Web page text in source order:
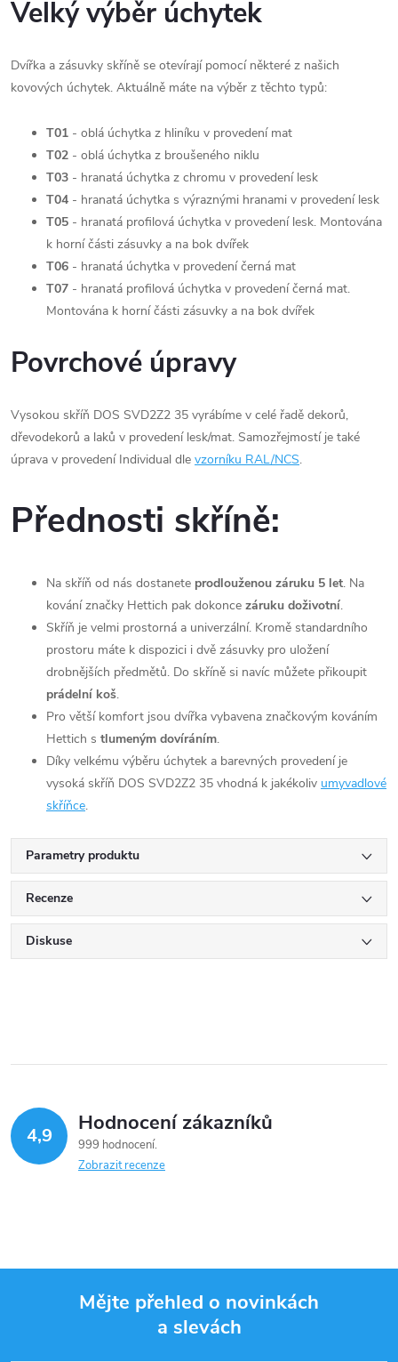
Velký výběr úchytek
Dvířka a zásuvky skříně se otevírají pomocí některé z našich
kovových úchytek. Aktuálně máte na výběr z těchto typů:
T01 - oblá úchytka z hliníku v provedení mat
T02 - oblá úchytka z broušeného niklu
T03 - hranatá úchytka z chromu v provedení lesk
T04 - hranatá úchytka s výraznými hranami v provedení lesk
T05 - hranatá profilová úchytka v provedení lesk. Montována
k horní části zásuvky a na bok dvířek
T06 - hranatá úchytka v provedení černá mat
T07 - hranatá profilová úchytka v provedení černá mat.
Montována k horní části zásuvky a na bok dvířek
Povrchové úpravy
Vysokou skříň DOS SVD2Z2 35 vyrábíme v celé řadě dekorů,
dřevodekorů a laků v provedení lesk/mat. Samozřejmostí je také
úprava v provedení Individual dle vzorníku RAL/NCS.
Přednosti skříně:
Na skříň od nás dostanete prodlouženou záruku 5 let. Na
kování značky Hettich pak dokonce záruku doživotní.
Skříň je velmi prostorná a univerzální. Kromě standardního
prostoru máte k dispozici i dvě zásuvky pro uložení
drobnějších předmětů. Do skříně si navíc můžete přikoupit
prádelní koš.
Pro větší komfort jsou dvířka vybavena značkovým kováním
Hettich s tlumeným dovíráním.
Díky velkému výběru úchytek a barevných provedení je
vysoká skříň DOS SVD2Z2 35 vhodná k jakékoliv umyvadlové
skříňce.
Parametry produktu
Recenze
Diskuse
4,9 Hodnocení zákazníků
999 hodnocení
Zobrazit recenze
Mějte přehled o novinkách
a slevách